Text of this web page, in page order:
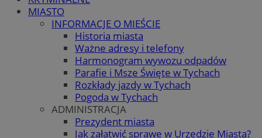
MIASTO
INFORMACJE O MIEŚCIE
Historia miasta
Ważne adresy i telefony
Harmonogram wywozu odpadów
Parafie i Msze Święte w Tychach
Rozkłady jazdy w Tychach
Pogoda w Tychach
ADMINISTRACJA
Prezydent miasta
Jak załatwić sprawę w Urzędzie Miasta?